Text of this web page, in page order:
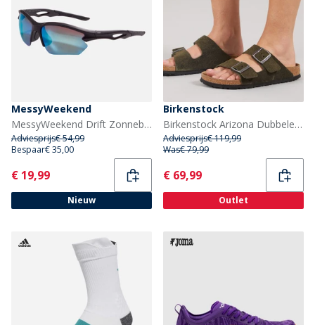
MessyWeekend
MessyWeekend Drift Zonnebril Zwart
Adviesprijs€ 54,99
Bespaar€ 35,00
Current
€ 19,99
Nieuw
Birkenstock
Birkenstock Arizona Dubbele Gesp Sandalen Thyme
Adviesprijs€ 119,99
Was€ 79,99
Current
€ 69,99
Outlet